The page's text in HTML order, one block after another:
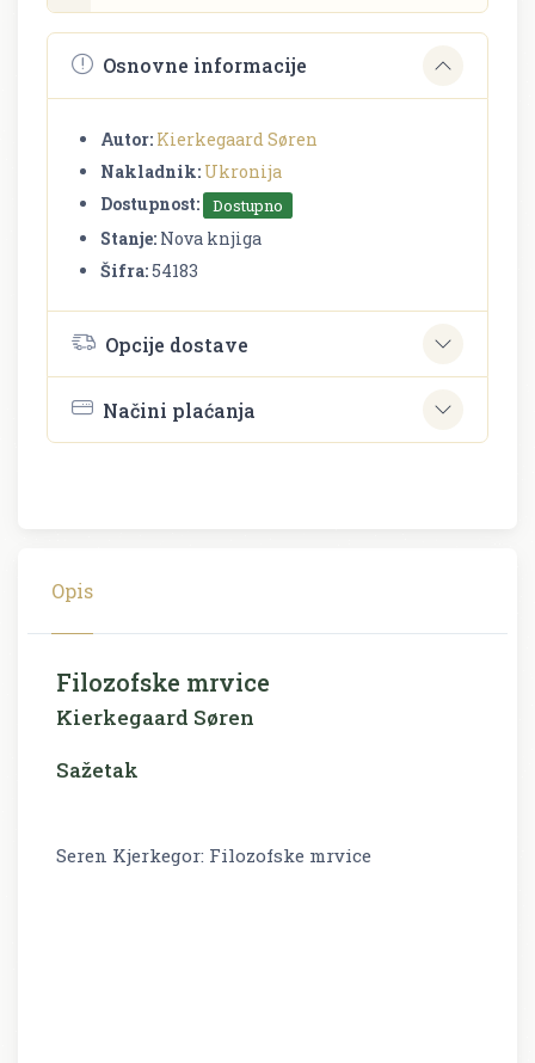
Osnovne informacije
Autor: Kierkegaard Søren
Nakladnik: Ukronija
Dostupnost:
Dostupno
Stanje: Nova knjiga
Šifra:54183
Opcije dostave
Načini plaćanja
Opis
Filozofske mrvice
Kierkegaard Søren
Sažetak
Seren Kjerkegor: Filozofske mrvice